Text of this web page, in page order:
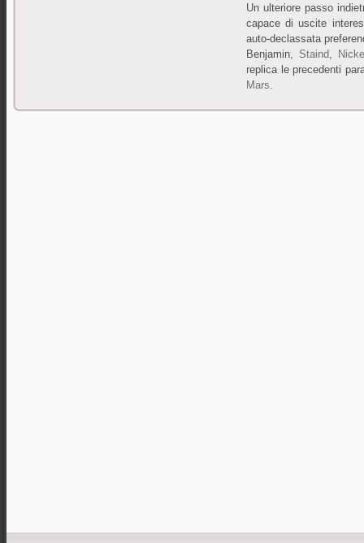
Un ulteriore passo
capace di uscite
auto-declassata
Benjamin, Staind,
replica le precedenti
Mars.